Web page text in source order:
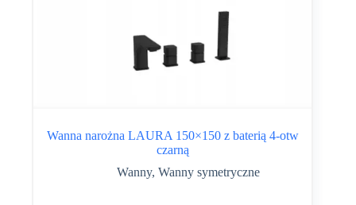
Wanna narożna LAURA 150×150 z baterią 4-otw
czarną
Wanny,Wanny symetryczne